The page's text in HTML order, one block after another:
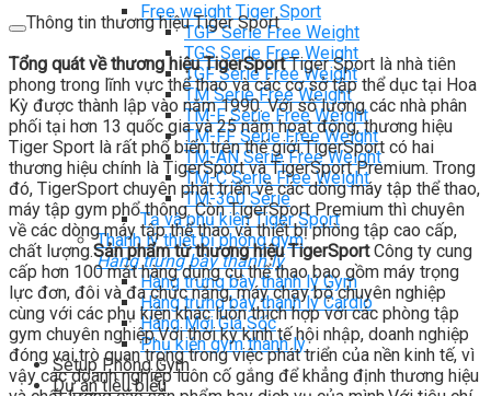
Free weight Tiger Sport
TGP Serie Free Weight
TGS Serie Free Weight
TGF Serie Free Weight
TM Serie Free Weight
TM-F Serie Free Weight
TM-FF Serie Free Weight
TM-AN Serie Free Weight
TM-C Serie Free Weight
TM-360 Serie
Tạ và phụ kiện Tiger Sport
Thanh lý thiết bị phòng gym
Hàng trưng bày thanh lý
Hàng trưng bày thanh lý Gym
Hàng trưng bày thanh lý Cardio
Hàng Mới Giá Sốc
Phụ kiện gym thanh lý
Setup Phòng Gym
Dự án tiêu biểu
Thông tin thương hiệu Tiger Sport
Tổng quát về thương hiệu TigerSportTiger Sport là nhà tiên
phong trong lĩnh vực thể thao và các cơ sở tập thể dục tại Hoa
Kỳ được thành lập vào năm 1990. Với số lượng các nhà phân
phối tại hơn 13 quốc gia và 25 năm hoạt động, thương hiệu
Tiger Sport là rất phổ biến trên thế giới.TigerSport có hai
thương hiệu chính là TigerSport và TigerSport Premium. Trong
đó, TigerSport chuyên phát triển về các dòng máy tập thể thao,
máy tập gym phổ thông. Còn TigerSport Premium thì chuyên
về các dòng máy tập thể thao và thiết bị phòng tập cao cấp,
chất lượng.Sản phẩm từ thương hiệu TigerSportCông ty cung
cấp hơn 100 mặt hàng dụng cụ thể thao bao gồm máy trọng
lực đơn, đôi và đa chức năng, máy chạy bộ chuyên nghiệp
cùng với các phụ kiện khác luôn thích hợp với các phòng tập
gym chuyên nghiệp.Với thời kỳ kinh tế hội nhập, doanh nghiệp
đóng vai trò quan trọng trong việc phát triển của nền kinh tế, vì
vậy các doanh nghiệp luôn cố gắng để khẳng định thương hiệu